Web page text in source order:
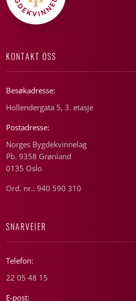
KONTAKT OSS
Besøkadresse:
Hollendergata 5, 3. etasje
Postadresse:
Norges Bygdekvinnelag
Pb. 9358 Grønland
0135 Oslo
Ord. nr.: 940 590 310
SNARVEIER
Telefon:
22 05 48 15
E-post: